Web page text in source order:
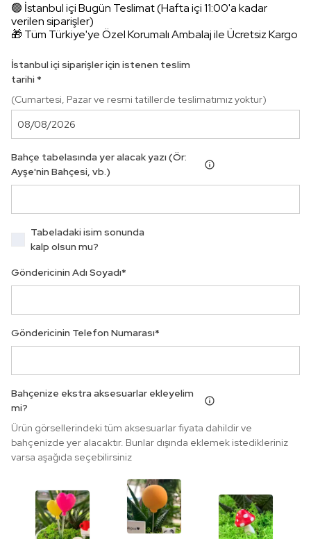
🟢 İstanbul içi Bugün Teslimat (Hafta içi 11:00'a kadar
verilen siparişler)
🎁 Tüm Türkiye'ye Özel Korumalı Ambalaj ile Ücretsiz Kargo
İstanbul içi siparişler için istenen teslim
tarihi *
(Cumartesi, Pazar ve resmi tatillerde teslimatımız yoktur)
Bahçe tabelasında yer alacak yazı (Ör:
Ayşe'nin Bahçesi, vb.)
Tabeladaki isim sonunda
kalp olsun mu?
Göndericinin Adı Soyadı*
Göndericinin Telefon Numarası*
Bahçenize ekstra aksesuarlar ekleyelim
mi?
Ürün görsellerindeki tüm aksesuarlar fiyata dahildir ve
bahçenizde yer alacaktır. Bunlar dışında eklemek istedikleriniz
varsa aşağıda seçebilirsiniz